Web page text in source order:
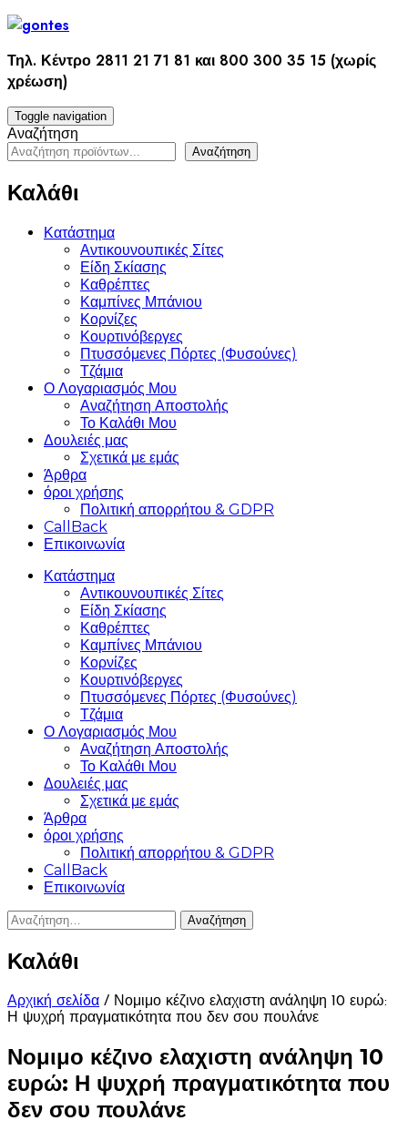
Skip
Τηλ. Κέντρο 2811 21 71 81 και 800 300 35 15 (χωρίς
χρέωση)
Toggle navigation
Αναζήτηση
Αναζήτηση
Καλάθι
Κατάστημα
Αντικουνουπικές Σίτες
Είδη Σκίασης
Καθρέπτες
Καμπίνες Μπάνιου
Κορνίζες
Κουρτινόβεργες
Πτυσσόμενες Πόρτες (Φυσούνες)
Τζάμια
Ο Λογαριασμός Μου
Αναζήτηση Αποστολής
Το Καλάθι Μου
Δουλειές μας
Σχετικά με εμάς
Άρθρα
όροι χρήσης
Πολιτική απορρήτου & GDPR
CallBack
Επικοινωνία
Κατάστημα
Αντικουνουπικές Σίτες
Είδη Σκίασης
Καθρέπτες
Καμπίνες Μπάνιου
Κορνίζες
Κουρτινόβεργες
Πτυσσόμενες Πόρτες (Φυσούνες)
Τζάμια
Ο Λογαριασμός Μου
Αναζήτηση Αποστολής
Το Καλάθι Μου
Δουλειές μας
Σχετικά με εμάς
Άρθρα
όροι χρήσης
Πολιτική απορρήτου & GDPR
CallBack
Επικοινωνία
Αναζήτηση
Καλάθι
Αρχική σελίδα / Νομιμο κέζινο ελαχιστη ανάληψη 10 ευρώ:
Η ψυχρή πραγματικότητα που δεν σου πουλάνε
Νομιμο κέζινο ελαχιστη ανάληψη 10
ευρώ: Η ψυχρή πραγματικότητα που
δεν σου πουλάνε